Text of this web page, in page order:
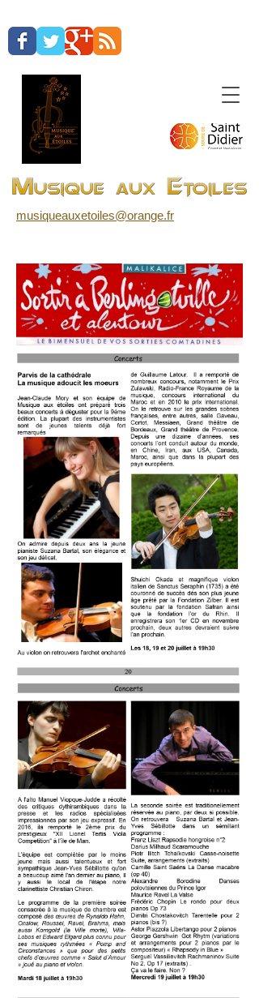
musiqueauxetoiles@orange.fr